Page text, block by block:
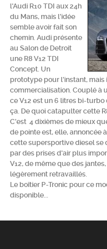
l'Audi R10 TDI aux 24h
du Mans, mais l'idée
semble avoir fait son
chemin. Audi présente
au Salon de Detroit
une R8 V12 TDI
Concept. Un
prototype pour l'instant,
commercialisation. Couplé à
ce V12 est un 6 litres bi-
ça. De quoi catapulter cette
C'est 4 dixièmes de mieux
de pointe est, elle, annoncée
cette supersportive diesel se
par des prises d'air plus
V12, de même que des jantes,
légèrement retravaillés.
Le boîtier P-Tronic pour ce
disponible...